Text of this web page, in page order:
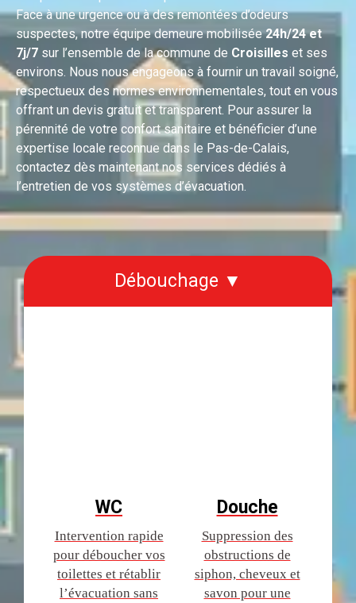
Face à une urgence ou à des remontées d’odeurs
suspectes, notre équipe demeure mobilisée24h/24 et
7j/7 sur l’ensemble de la commune de Croisilles et ses
environs. Nous nous engageons à fournir un travail soigné,
respectueux des normes environnementales, tout en vous
offrant un devis gratuit et transparent. Pour assurer la
pérennité de votre confort sanitaire et bénéficier d’une
expertise locale reconnue dans le Pas-de-Calais,
contactez dès maintenant nos services dédiés à
l’entretien de vos systèmes d’évacuation.
Débouchage ▼
WC
Intervention rapide
pour déboucher vos
toilettes et rétablir
l’évacuation sans
Douche
Suppression des
obstructions de
siphon, cheveux et
savon pour une